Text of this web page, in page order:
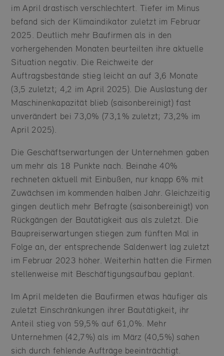
im April drastisch verschlechtert. Tiefer im Minus
befand sich der Klimaindikator zuletzt im Februar
2025. Deutlich mehr Baufirmen als in den
vorhergehenden Monaten beurteilten ihre aktuelle
Situation negativ. Die Reichweite der
Auftragsbestände stieg leicht an auf 3,6 Monate
(3,5 zuletzt; 4,2 im April 2025). Die Auslastung der
Maschinenkapazität blieb (saisonbereinigt) fast
unverändert bei 73,0% (73,1% zuletzt; 73,2% im
April 2025).
Die Geschäftserwartungen der Unternehmen gaben
um mehr als 18 Punkte nach. Beinahe 40%
rechneten aktuell mit Einbußen, nur knapp 6% mit
Zuwächsen im kommenden halben Jahr. Gleichzeitig
gingen deutlich mehr Befragte (saisonbereinigt) von
Rückgängen der Bautätigkeit aus als zuletzt. Die
Baupreiserwartungen stiegen zum fünften Mal in
Folge an, der entsprechende Saldenwert lag zuletzt
im Februar 2023 höher. Weiterhin hatten die Firmen
stellenweise mit Beschäftigungsaufbau geplant.
Im April meldeten die Baufirmen etwas häufiger als
zuletzt Einschränkungen ihrer Bautätigkeit, ihr
Anteil stieg von 59,5% auf 61,0%. Mehr
Unternehmen (42,7%) als im März (40,5%) sahen
sich durch fehlende Aufträge beeinträchtigt.